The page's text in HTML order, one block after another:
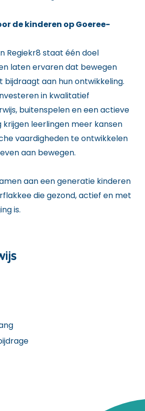
de kinderen op Goeree-
Regiekr8 staat één doel
laten ervaren dat bewegen
bijdraagt aan hun ontwikkeling.
in kwalitatief
buitenspelen en een actieve
leerlingen meer kansen
vaardigheden te ontwikkelen
aan bewegen.
aan een generatie kinderen
die gezond, actief en met
is.